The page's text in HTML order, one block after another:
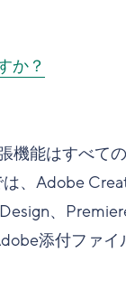
か？
機能はすべて
、Adobe
、
添付ファイ